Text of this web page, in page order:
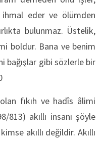
ihmal eder ve ölümden
bulunmaz. Üstelik,
boldur. Bana ve benim
bağışlar gibi sözlerle bir
fıkıh ve hadîs âlimi
akıllı insanı şöyle
akıllı değildir. Akıllı